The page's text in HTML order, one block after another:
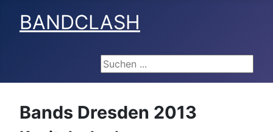
BANDCLASH
Suchen ...
Bands Dresden 2013